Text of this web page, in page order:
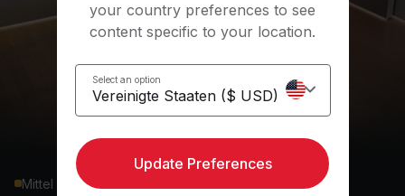
Mittel
your country preferences to see
content specific to your location.
Select an option
Update Preferences